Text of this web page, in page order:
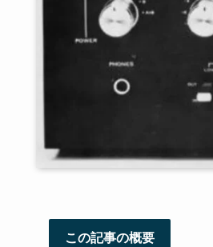
この記事の概要